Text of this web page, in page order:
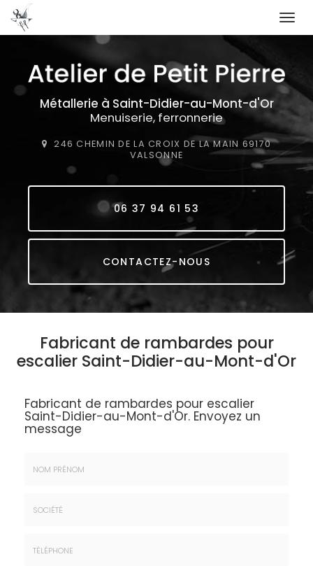
contenu
principalMétallerie à Saint-Didier-au-Mont-d'Or
Menuiserie, ferronnerie
246 CHEMIN DE LA CROIX DE LA MAIN 69170
VALSONNE
06 37 94 61 53
CONTACTEZ-NOUS
Fabricant de rambardes pour
escalier Saint-Didier-au-Mont-d'Or
Fabricant de rambardes pour escalier
Saint-Didier-au-Mont-d'Or. Envoyez un
message